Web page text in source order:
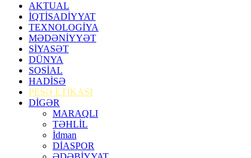
AKTUAL
İQTİSADİYYAT
TEXNOLOGİYA
MƏDƏNİYYƏT
SİYASƏT
DÜNYA
SOSİAL
HADİSƏ
PEŞƏ ETİKASI
DİGƏR
MARAQLI
TƏHLİL
İdman
DİASPOR